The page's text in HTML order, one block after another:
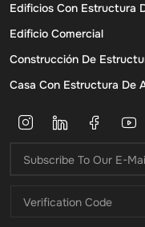
Edificios Con Estructura
Edificio Comercial
Construcción De
Casa Con Estructura De